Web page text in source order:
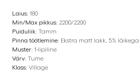
Laius: 180
Min/Max pikkus: 2200/2200
Puiduliik: Tamm
Pinna töötlemine: Ekstra matt lakk, 5% läikega
Muster: 1-lipiline
Värv: Tume
Klass: Village